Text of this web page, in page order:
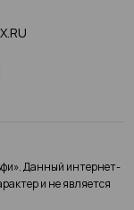
Данный интернет-
и не является